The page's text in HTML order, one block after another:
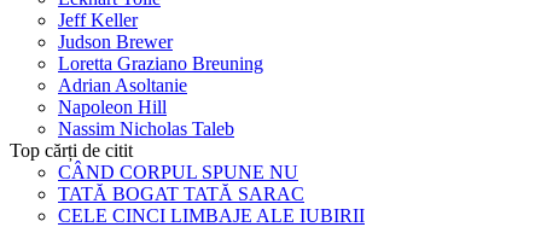
Jeff Keller
Judson Brewer
Loretta Graziano Breuning
Adrian Asoltanie
Napoleon Hill
Nassim Nicholas Taleb
Top cărți de citit
CÂND CORPUL SPUNE NU
TATĂ BOGAT TATĂ SARAC
CELE CINCI LIMBAJE ALE IUBIRII